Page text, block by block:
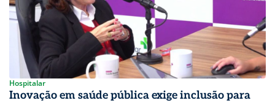
Hospitalar
Inovação em saúde pública exige inclusão para